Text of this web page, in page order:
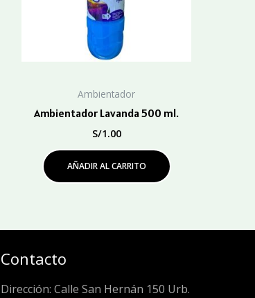
Ambientador
Ambientador Lavanda 500 ml.
S/1.00
AÑADIR AL CARRITO
Contacto
Dirección: Calle San Hernán 150 Urb.